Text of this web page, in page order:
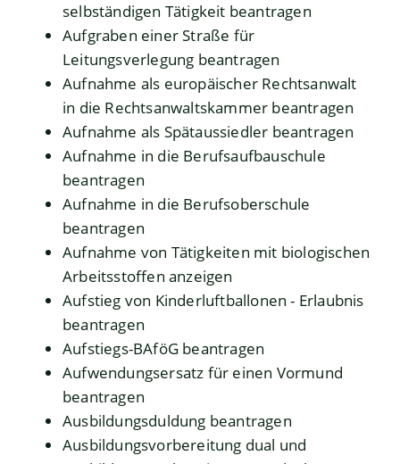
selbständigen Tätigkeit beantragen
Aufgraben einer Straße für
Leitungsverlegung beantragen
Aufnahme als europäischer Rechtsanwalt
in die Rechtsanwaltskammer beantragen
Aufnahme als Spätaussiedler beantragen
Aufnahme in die Berufsaufbauschule
beantragen
Aufnahme in die Berufsoberschule
beantragen
Aufnahme von Tätigkeiten mit biologischen
Arbeitsstoffen anzeigen
Aufstieg von Kinderluftballonen - Erlaubnis
beantragen
Aufstiegs-BAföG beantragen
Aufwendungsersatz für einen Vormund
beantragen
Ausbildungsduldung beantragen
Ausbildungsvorbereitung dual und